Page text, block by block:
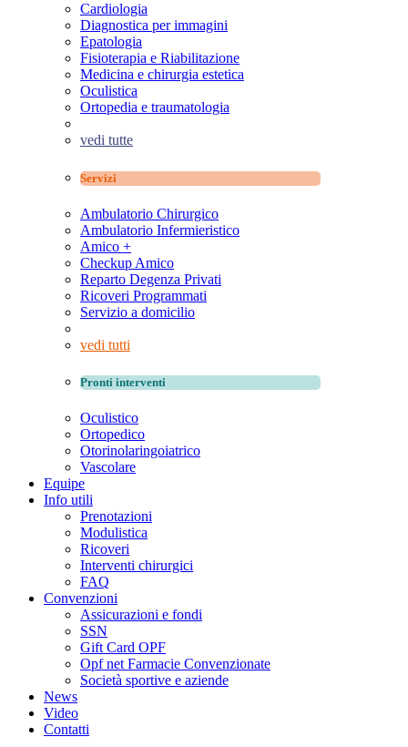
Cardiologia
Diagnostica per immagini
Epatologia
Fisioterapia e Riabilitazione
Medicina e chirurgia estetica
Oculistica
Ortopedia e traumatologia
vedi tutte
Servizi
Ambulatorio Chirurgico
Ambulatorio Infermieristico
Amico +
Checkup Amico
Reparto Degenza Privati
Ricoveri Programmati
Servizio a domicilio
vedi tutti
Pronti interventi
Oculistico
Ortopedico
Otorinolaringoiatrico
Vascolare
Equipe
Info utili
Prenotazioni
Modulistica
Ricoveri
Interventi chirurgici
FAQ
Convenzioni
Assicurazioni e fondi
SSN
Gift Card OPF
Opf net Farmacie Convenzionate
Società sportive e aziende
News
Video
Contatti